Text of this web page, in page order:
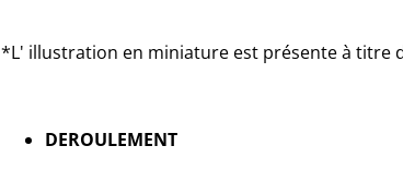
*L' illustration en miniature est présente à titre
DEROULEMENT